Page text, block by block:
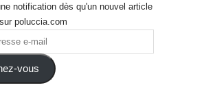
notification dès qu'un nouvel article
poluccia.com
vous